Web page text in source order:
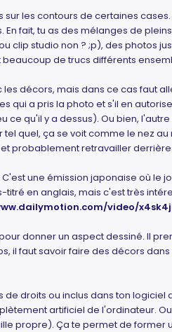
les contours de certaines
fait, tu as des mélanges de
clip studio non ? ;p), des photos
de trucs différents
décors, mais dans ce cas faut
qui a pris la photo et s'il en
qu'il y a dessus). Ou bien,
quel, ça se voit comme le nez
probablement retravailler derrière.
une émission japonaise où
en anglais, mais c'est très
video/
donner un aspect dessiné. Il
il faut savoir faire des décors
droits ou inclus dans ton
artificiel de l'ordinateur.
propre). Ça te permet de